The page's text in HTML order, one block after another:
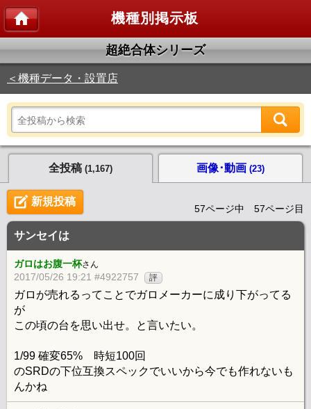
機種別掲示板
超絶合体シリーズ
＜機種データ・設置店
全投稿 (1,167) 画像･動画 (23)
新規投稿
57ページ中 57ページ目
サンセイは
ガロはお腹一杯さん
2017/05/26 19:21 #4922757 評
ガロが売れるってことでガロメーカーに成り下がってる
が
この頃の台を思い出せ。と言いたい。
1/99 確変65% 時短100回
のSRDの下位互換スペックでいいから今でも作れないも
んかね